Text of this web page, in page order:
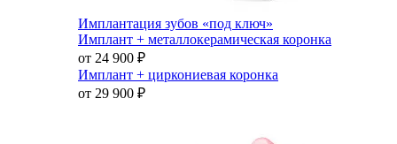
Имплантация зубов «под ключ»
Имплант + металлокерамическая коронка
от 24 900 ₽
Имплант + циркониевая коронка
от 29 900 ₽